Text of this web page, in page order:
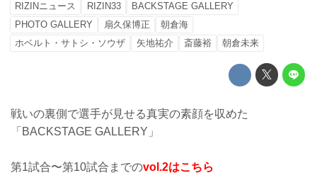
RIZINニュース RIZIN33
BACKSTAGE GALLERY
PHOTO GALLERY
扇久保博正
朝倉海
ホベルト・サトシ・ソウザ
矢地祐介 斎藤裕 朝倉未来
戦いの裏側で選手が見せる真実の素顔を収めた
「BACKSTAGE GALLERY」
第1試合〜第10試合までのvol.2はこちら